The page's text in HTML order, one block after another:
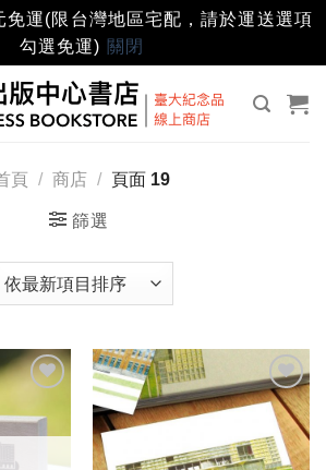
免運(限台灣地區宅配，請於運送選項
勾選免運) 關閉
頁 / 商店 / 頁面 19
篩選
「願
望輕
加入
「願
望輕
單」